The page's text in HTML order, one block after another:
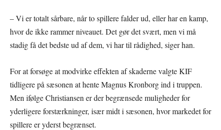
– Vi er totalt sårbare, når to spillere falder ud, eller har en kamp,
hvor de ikke rammer niveauet. Det gør det svært, men vi må
stadig få det bedste ud af dem, vi har til rådighed, siger han.
For at forsøge at modvirke effekten af skaderne valgte KIF
tidligere på sæsonen at hente Magnus Kronborg ind i truppen.
Men ifølge Christiansen er der begrænsede muligheder for
yderligere forstærkninger, især midt i sæsonen, hvor markedet for
spillere er yderst begrænset.